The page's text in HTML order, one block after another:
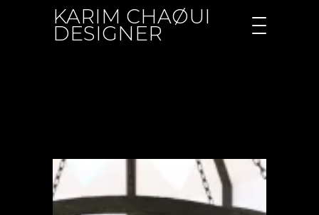
KARIM CHAØUI
DESIGNER